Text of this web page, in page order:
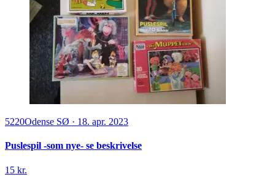
5220Odense SØ · 18. apr. 2023
Puslespil -som nye- se beskrivelse
15 kr.